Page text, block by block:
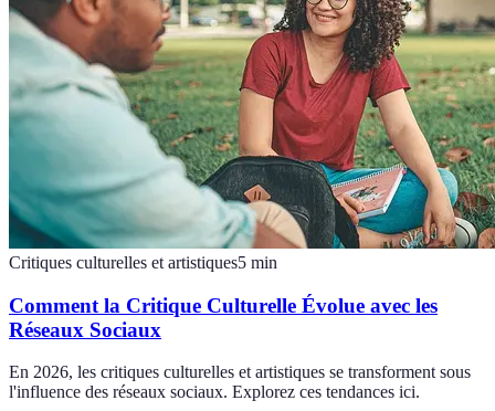
Critiques culturelles et artistiques5 min
Comment la Critique Culturelle Évolue avec les
Réseaux Sociaux
En 2026, les critiques culturelles et artistiques se transforment sous
l'influence des réseaux sociaux. Explorez ces tendances ici.